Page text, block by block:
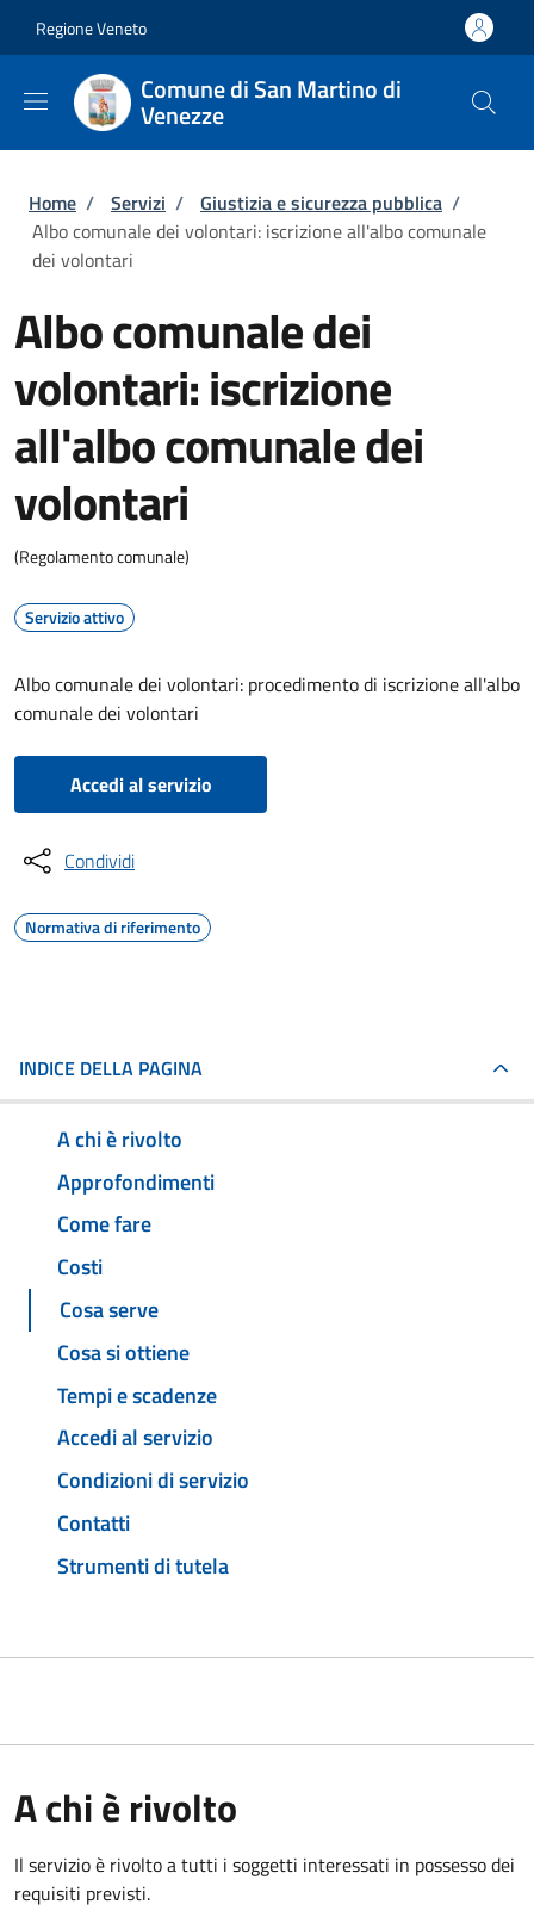
Regione Veneto
Comune di San Martino di
Venezze
Briciole di pane
Home / Servizi / Giustizia e sicurezza pubblica /
Albo comunale dei volontari: iscrizione all'albo comunale
dei volontari
Albo comunale dei
volontari: iscrizione
all'albo comunale dei
volontari
(Regolamento comunale)
Servizio attivo
Albo comunale dei volontari: procedimento di iscrizione all'albo
comunale dei volontari
Accedi al servizio
Condividi
Normativa di riferimento
INDICE DELLA PAGINA
A chi è rivolto
Approfondimenti
Come fare
Costi
Cosa serve
Cosa si ottiene
Tempi e scadenze
Accedi al servizio
Condizioni di servizio
Contatti
Strumenti di tutela
A chi è rivolto
Il servizio è rivolto a tutti i soggetti interessati in possesso dei
requisiti previsti.